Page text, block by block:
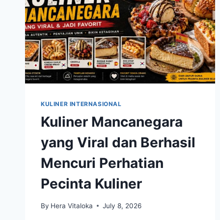
KULINER INTERNASIONAL
Kuliner Mancanegara
yang Viral dan Berhasil
Mencuri Perhatian
Pecinta Kuliner
By Hera Vitaloka July 8, 2026